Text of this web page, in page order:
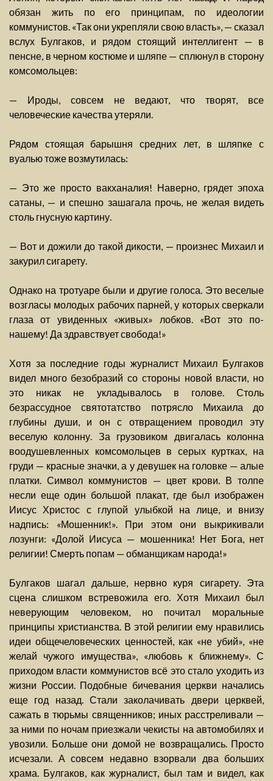
обязан жить по его принципам, по идеологии
коммунистов. «Так они укрепляли свою власть», — сказал
вслух Булгаков, и рядом стоящий интеллигент — в
пенсне, в черном костюме и шляпе — сплюнул в сторону
комсомольцев:
— Ироды, совсем не ведают, что творят, все
человеческие качества утеряли.
Рядом стоящая барышня средних лет, в шляпке с
вуалью тоже возмутилась:
— Это же просто вакханалия! Наверно, грядет эпоха
сатаны, — и спешно зашагала прочь, не желая видеть
столь гнусную картину.
— Вот и дожили до такой дикости, — произнес Михаил и
закурил сигарету.
Однако на тротуаре были и другие голоса. Это веселые
возгласы молодых рабочих парней, у которых сверкали
глаза от увиденных «живых» лобков. «Вот это по-
нашему! Да здравствует свобода!»
Хотя за последние годы журналист Михаил Булгаков
видел много безобразий со стороны новой власти, но
это никак не укладывалось в голове. Столь
безрассудное святотатство потрясло Михаила до
глубины души, и он с отвращением проводил эту
веселую колонну. За грузовиком двигалась колонна
воодушевленных комсомольцев в серых куртках, на
груди — красные значки, а у девушек на головке — алые
платки. Символ коммунистов — цвет крови. В толпе
несли еще один большой плакат, где был изображен
Иисус Христос с глупой улыбкой на лице, и внизу
надпись: «Мошенник!». При этом они выкрикивали
лозунги: «Долой Иисуса — мошенника! Нет Бога, нет
религии! Смерть попам — обманщикам народа!»
Булгаков шагал дальше, нервно куря сигарету. Эта
сцена слишком встревожила его. Хотя Михаил был
неверующим человеком, но почитал моральные
принципы христианства. В этой религии ему нравились
идеи общечеловеческих ценностей, как «не убий», «не
желай чужого имущества», «любовь к ближнему». С
приходом власти коммунистов всё это стало уходить из
жизни России. Подобные бичевания церкви начались
еще год назад. Стали заколачивать двери церквей,
сажать в тюрьмы священников; иных расстреливали —
за ними по ночам приезжали чекисты на автомобилях и
увозили. Больше они домой не возвращались. Просто
исчезали. А совсем недавно взорвали два больших
храма. Булгаков, как журналист, был там и видел, как